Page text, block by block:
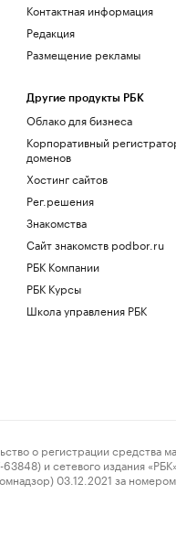
Контактная информация
Редакция
Размещение рекламы
Другие продукты РБК
Облако для бизнеса
Корпоративный
доменов
Хостинг сайтов
Рег.решения
Знакомства
Сайт знакомств podbor.ru
РБК Компании
РБК Курсы
Школа управления РБК
о регистрации средства
и сетевого издания
03.12.2021 за